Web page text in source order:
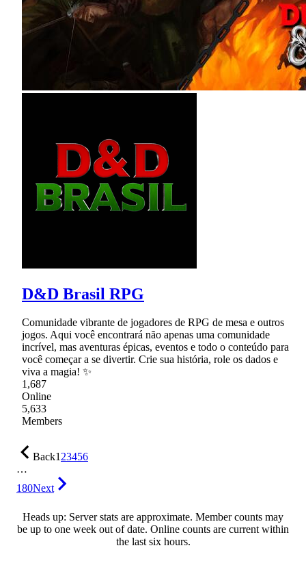
D&D Brasil RPG
Comunidade vibrante de jogadores de RPG de mesa e outros
jogos. Aqui você encontrará não apenas uma comunidade
incrível, mas aventuras épicas, eventos e todo o conteúdo para
você começar a se divertir. Crie sua história, role os dados e
viva a magia! ✨
1,687
Online
5,633
Members
Back123456
…
180Next
Heads up: Server stats are approximate. Member counts may
be up to one week out of date. Online counts are current within
the last six hours.